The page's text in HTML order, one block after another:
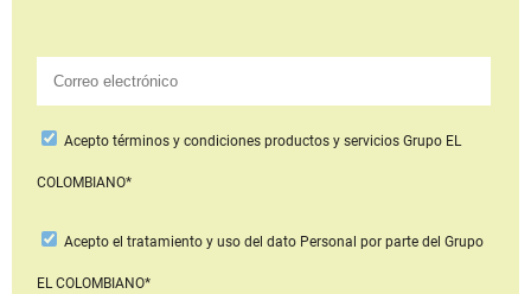
Aceptotérminos y condiciones productos y serviciosGrupo EL
COLOMBIANO*
Acepto el tratamiento y uso del dato Personal por parte del Grupo
EL COLOMBIANO*